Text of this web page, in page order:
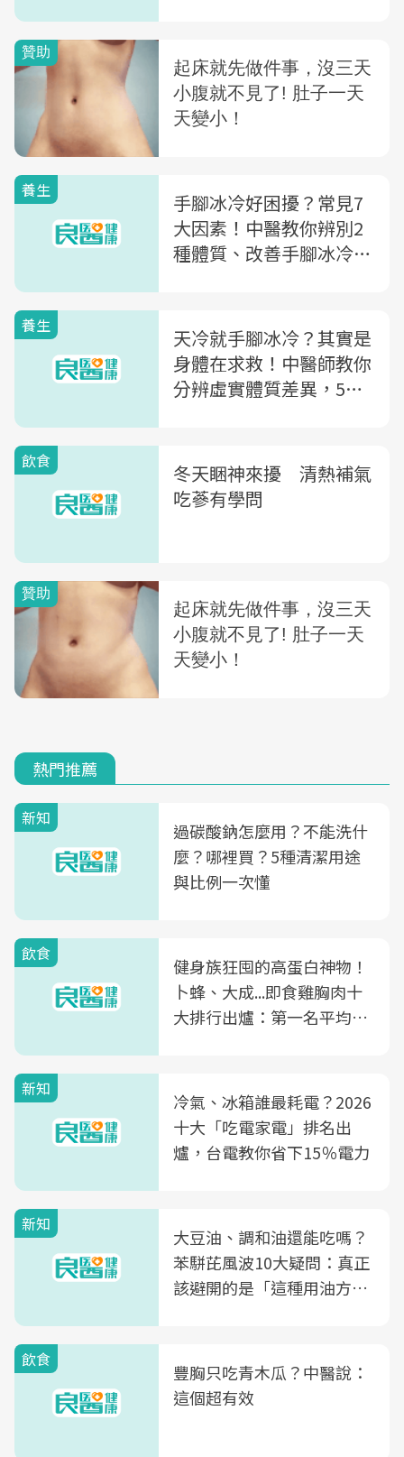
養生
手腳冰冷好困擾？常見7
大因素！中醫教你辨別2
種體質、改善手腳冰冷9
養生
天冷就手腳冰冷？其實是
身體在求救！中醫師教你
分辨虛實體質差異，5招
飲食
冬天睏神來擾 清熱補氣
吃蔘有學問
熱門推薦
新知
過碳酸鈉怎麼用？不能洗什
麼？哪裡買？5種清潔用途
與比例一次懂
飲食
健身族狂囤的高蛋白神物！
卜蜂、大成...即食雞胸肉十
大排行出爐：第一名平均一
新知
冷氣、冰箱誰最耗電？2026
十大「吃電家電」排名出
爐，台電教你省下15％電力
新知
大豆油、調和油還能吃嗎？
苯駢芘風波10大疑問：真正
該避開的是「這種用油方
飲食
豐胸只吃青木瓜？中醫說：
這個超有效